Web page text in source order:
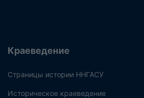
Краеведение
Страницы истории ННГАСУ
Историческое краеведение